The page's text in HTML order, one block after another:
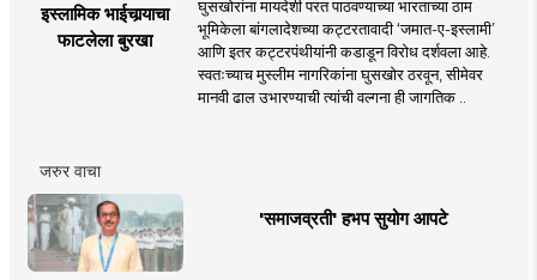
इस्लामिक भाईचार्‍याचा
फाटलेला बुरखा
घुसखोरांना मायदेशी परत पाठवण्याच्या भारताच्या ठाम
भूमिकेला बांगलादेशच्या कट्टरतावादी ‘जमात-ए-इस्लामी’
आणि इतर कट्टरपंथीयांनी कडाडून विरोध दर्शवला आहे.
स्वतःच्याच मुस्लीम नागरिकांना घुसखोर ठरवून, सीमेवर
मानवी ढाल उभारण्याची त्यांची वल्गना ही जागतिक ..
जरुर वाचा
'समाजव्रती' हभप सुयोग आपटे